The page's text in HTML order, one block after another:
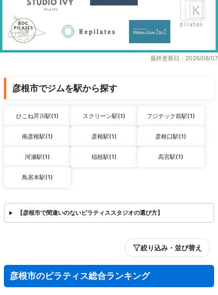
最終更新日：2026/08/07
彦根市でジムを駅から探す
ひこね芹川駅(1) スクリーン駅(1) フジテック前駅(1)
南彦根駅(1) 彦根駅(1) 彦根口駅(1)
河瀬駅(1) 稲枝駅(1) 高宮駅(1)
鳥居本駅(1)
【彦根市で間違いのないピラティススタジオの選び方】
絞り込み・並び替え
彦根市のピラティス総合ランキング